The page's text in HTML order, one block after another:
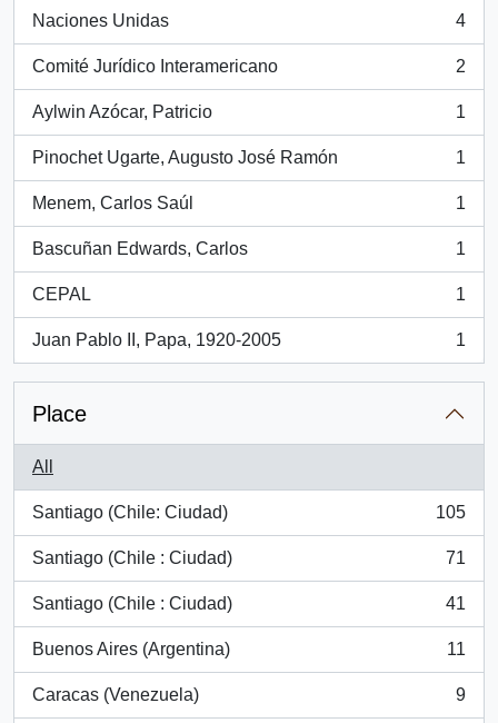
Naciones Unidas
, 4 results
4
Comité Jurídico Interamericano
, 2 results
2
Aylwin Azócar, Patricio
, 1 results
1
Pinochet Ugarte, Augusto José Ramón
, 1 results
1
Menem, Carlos Saúl
, 1 results
1
Bascuñan Edwards, Carlos
, 1 results
1
CEPAL
, 1 results
1
Juan Pablo II, Papa, 1920-2005
, 1 results
1
Place
All
Santiago (Chile: Ciudad)
, 105 results
105
Santiago (Chile : Ciudad)
, 71 results
71
Santiago (Chile : Ciudad)
, 41 results
41
Buenos Aires (Argentina)
, 11 results
11
Caracas (Venezuela)
, 9 results
9